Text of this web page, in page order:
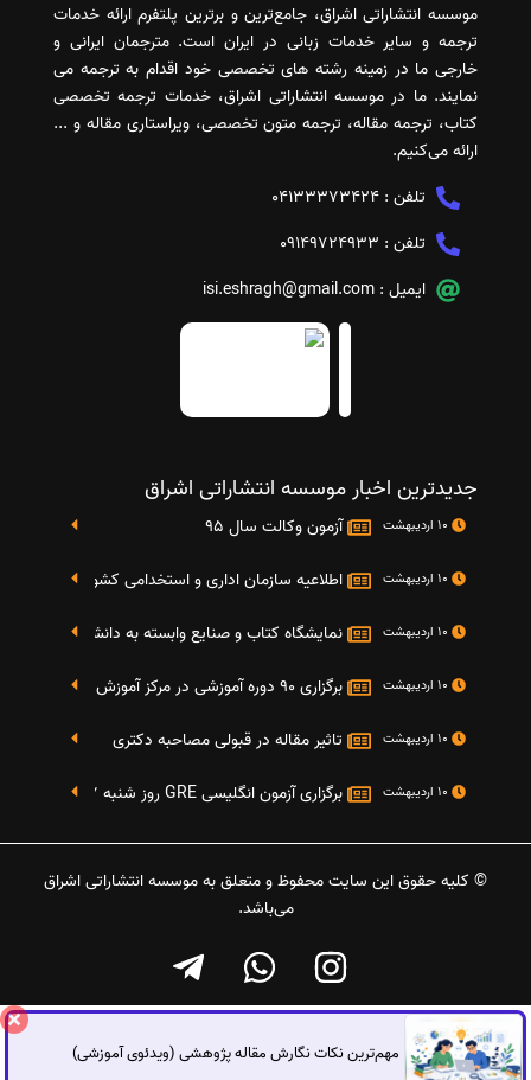
موسسه انتشاراتی اشراق، جامع‌ترین و برترین پلتفرم ارائه خدمات
ترجمه و سایر خدمات زبانی در ایران است. مترجمان ایرانی و
خارجی ما در زمینه رشته های تخصصی خود اقدام به ترجمه می
نمایند. ما در موسسه انتشاراتی اشراق، خدمات ترجمه تخصصی
کتاب، ترجمه مقاله، ترجمه متون تخصصی، ویراستاری مقاله و ...
ارائه می‌کنیم.
تلفن : 04133373424
تلفن : 09149724933
ایمیل : isi.eshragh@gmail.com
جدیدترین اخبار موسسه انتشاراتی اشراق
آزمون وکالت سال 95
اطلاعیه سازمان اداری و استخدامی کشور در خصوص
نمایشگاه کتاب و صنایع وابسته به دانشگاه صنعتی شریف 4 الی 8 مهر
برگزاری 90 دوره آموزشی در مرکز آموزش فرهنگی دانشگاه علامه
تاثیر مقاله در قبولی مصاحبه دکتری
برگزاری آزمون انگلیسی GRE روز شنبه 27 شهریور(مقارن با 17 سپتامبر 2016)
© کلیه حقوق این سایت محفوظ و متعلق به موسسه انتشاراتی اشراق
می‌باشد.
مهم‌ترین نکات نگارش مقاله پژوهشی (ویدئوی آموزشی)
گفتگوی آنلاین